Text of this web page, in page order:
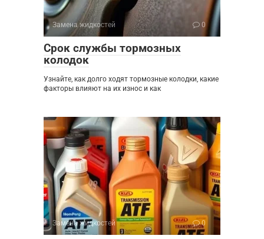
Замена жидкостей 0
Срок службы тормозных
колодок
Узнайте, как долго ходят тормозные колодки, какие
факторы влияют на их износ и как
Замена жидкостей 0